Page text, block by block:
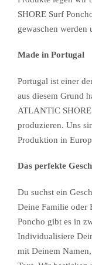
SHORE Surf
gewaschen werden
Made in Portugal
Portugal ist einer
aus diesem Grund
ATLANTIC
produzieren. Uns
Produktion in
Das perfekte
Du suchst ein
Deine Familie oder
Poncho gibt es in
Individualisiere
mit Deinem